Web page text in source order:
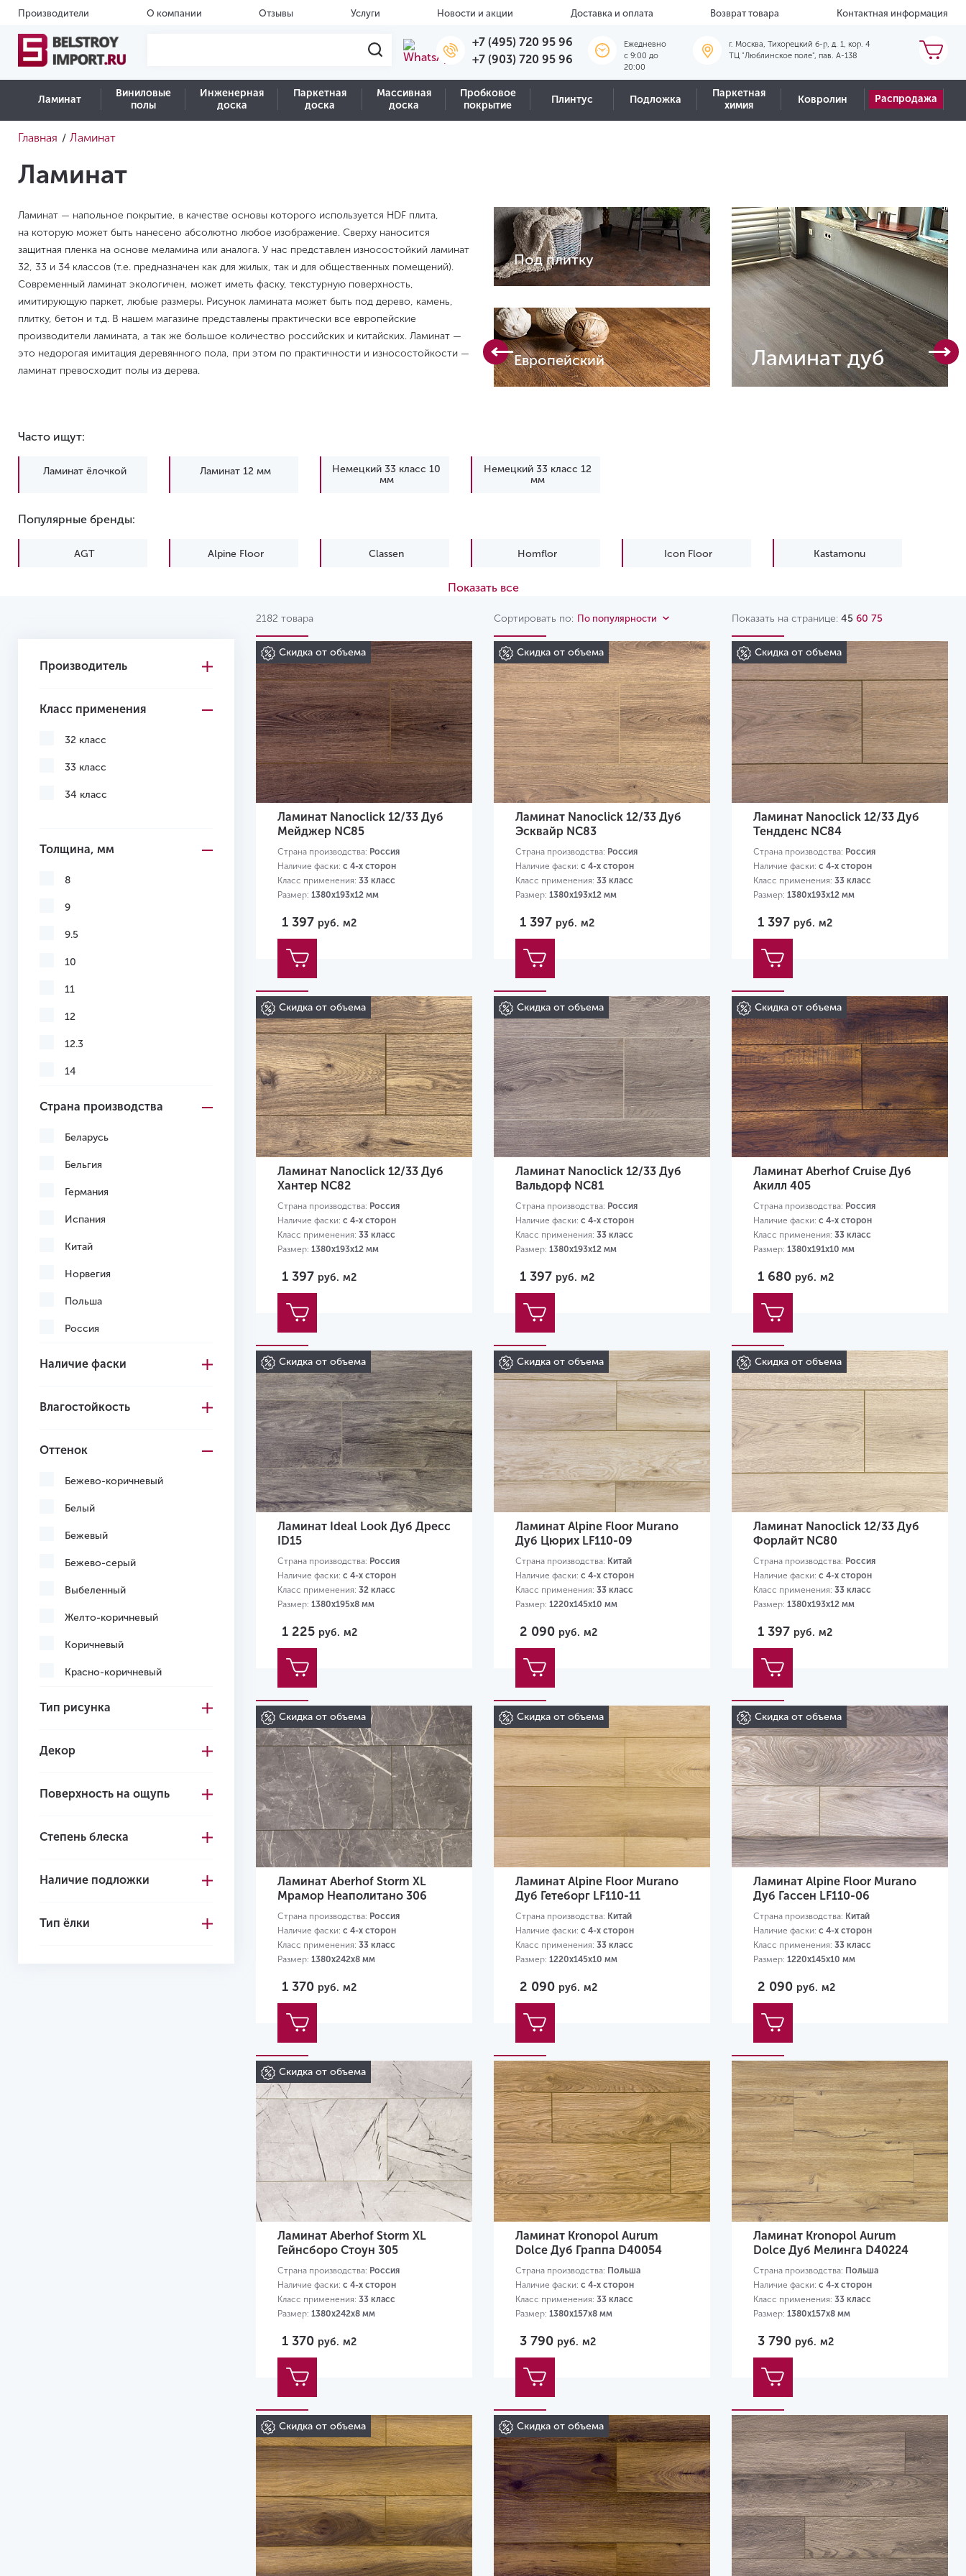
Производители О компании Отзывы Услуги Новости и акции Доставка и оплата Возврат товара Контактная информация
+7 (495) 720 95 96
+7 (903) 720 95 96
Ежедневно
c 9:00 до
20:00
г. Москва, Тихорецкий б-р, д. 1, кор. 4
ТЦ "Люблинское поле", пав. А-138
Ламинат
Виниловые
полы
Инженерная
доска
Паркетная
доска
Массивная
доска
Пробковое
покрытие
Плинтус Подложка
Паркетная
химия
Ковролин Распродажа
Главная / Ламинат
Ламинат
Ламинат — напольное покрытие, в качестве основы которого используется HDF плита,
на которую может быть нанесено абсолютно любое изображение. Сверху наносится
защитная пленка на основе меламина или аналога. У нас представлен износостойкий ламинат
32, 33 и 34 классов (т.е. предназначен как для жилых, так и для общественных помещений).
Современный ламинат экологичен, может иметь фаску, текстурную поверхность,
имитирующую паркет, любые размеры. Рисунок ламината может быть под дерево, камень,
плитку, бетон и т.д. В нашем магазине представлены практически все европейские
производители ламината, а так же большое количество российских и китайских. Ламинат —
это недорогая имитация деревянного пола, при этом по практичности и износостойкости —
ламинат превосходит полы из дерева.
Водостойкий
Толщина 12 мм 33 класс
Под плитку
Европейский Ламинат дуб
Часто ищут:
Ламинат ёлочкой Ламинат 12 мм
Немецкий 33 класс 10
мм
Немецкий 33 класс 12
мм
Популярные бренды:
AGT Alpine Floor Classen Homflor Icon Floor Kastamonu
WoodStyle
Показать все
2182 товара Сортировать по: По популярности Показать на странице: 45 60 75
Производитель
Класс применения
32 класс
33 класс
34 класс
Толщина, мм
8
9
9.5
10
11
12
12.3
14
Страна производства
Беларусь
Бельгия
Германия
Испания
Китай
Норвегия
Польша
Россия
Швейцария
Наличие фаски
Влагостойкость
Оттенок
Бежево-коричневый
Белый
Бежевый
Бежево-серый
Выбеленный
Желто-коричневый
Коричневый
Красно-коричневый
Светло-коричневый
Серый
Черный
Тип рисунка
Декор
Поверхность на ощупь
Степень блеска
Наличие подложки
Тип ёлки
Скидка от объема
Ламинат Nanoclick 12/33 Дуб
Мейджер NC85
Страна производства: Россия
Наличие фаски: с 4-х сторон
Класс применения: 33 класс
Размер: 1380х193х12 мм
1 397 руб. м2
Скидка от объема
Ламинат Nanoclick 12/33 Дуб
Эсквайр NC83
Страна производства: Россия
Наличие фаски: с 4-х сторон
Класс применения: 33 класс
Размер: 1380х193х12 мм
1 397 руб. м2
Скидка от объема
Ламинат Nanoclick 12/33 Дуб
Тендденс NC84
Страна производства: Россия
Наличие фаски: с 4-х сторон
Класс применения: 33 класс
Размер: 1380х193х12 мм
1 397 руб. м2
Скидка от объема
Ламинат Nanoclick 12/33 Дуб
Хантер NC82
Страна производства: Россия
Наличие фаски: с 4-х сторон
Класс применения: 33 класс
Размер: 1380х193х12 мм
1 397 руб. м2
Скидка от объема
Ламинат Nanoclick 12/33 Дуб
Вальдорф NC81
Страна производства: Россия
Наличие фаски: с 4-х сторон
Класс применения: 33 класс
Размер: 1380х193х12 мм
1 397 руб. м2
Скидка от объема
Ламинат Aberhof Cruise Дуб
Акилл 405
Страна производства: Россия
Наличие фаски: с 4-х сторон
Класс применения: 33 класс
Размер: 1380х191х10 мм
1 680 руб. м2
Скидка от объема
Ламинат Ideal Look Дуб Дресс
ID15
Страна производства: Россия
Наличие фаски: с 4-х сторон
Класс применения: 32 класс
Размер: 1380х195х8 мм
1 225 руб. м2
Скидка от объема
Ламинат Alpine Floor Murano
Дуб Цюрих LF110-09
Страна производства: Китай
Наличие фаски: с 4-х сторон
Класс применения: 33 класс
Размер: 1220х145х10 мм
2 090 руб. м2
Скидка от объема
Ламинат Nanoclick 12/33 Дуб
Форлайт NC80
Страна производства: Россия
Наличие фаски: с 4-х сторон
Класс применения: 33 класс
Размер: 1380х193х12 мм
1 397 руб. м2
Скидка от объема
Ламинат Aberhof Storm XL
Мрамор Неаполитано 306
Страна производства: Россия
Наличие фаски: с 4-х сторон
Класс применения: 33 класс
Размер: 1380х242х8 мм
1 370 руб. м2
Скидка от объема
Ламинат Alpine Floor Murano
Дуб Гетеборг LF110-11
Страна производства: Китай
Наличие фаски: с 4-х сторон
Класс применения: 33 класс
Размер: 1220х145х10 мм
2 090 руб. м2
Скидка от объема
Ламинат Alpine Floor Murano
Дуб Гассен LF110-06
Страна производства: Китай
Наличие фаски: с 4-х сторон
Класс применения: 33 класс
Размер: 1220х145х10 мм
2 090 руб. м2
Скидка от объема
Ламинат Aberhof Storm XL
Гейнсборо Стоун 305
Страна производства: Россия
Наличие фаски: с 4-х сторон
Класс применения: 33 класс
Размер: 1380х242х8 мм
1 370 руб. м2
Ламинат Kronopol Aurum
Dolce Дуб Граппа D40054
Страна производства: Польша
Наличие фаски: с 4-х сторон
Класс применения: 33 класс
Размер: 1380х157х8 мм
3 790 руб. м2
Ламинат Kronopol Aurum
Dolce Дуб Мелинга D40224
Страна производства: Польша
Наличие фаски: с 4-х сторон
Класс применения: 33 класс
Размер: 1380х157х8 мм
3 790 руб. м2
Скидка от объема Скидка от объема